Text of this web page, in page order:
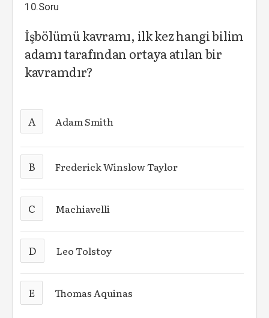
10.Soru
İşbölümü kavramı, ilk kez hangi bilim
adamı tarafından ortaya atılan bir
kavramdır?
A Adam Smith
B Frederick Winslow Taylor
C Machiavelli
D Leo Tolstoy
E Thomas Aquinas